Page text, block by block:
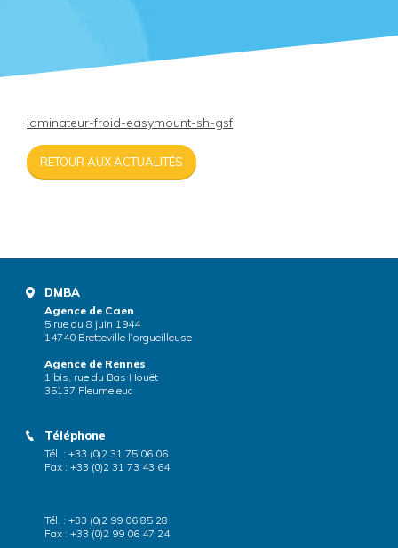
laminateur-froid-easymount-sh-gsf
RETOUR AUX ACTUALITÉS
DMBA
Agence de Caen
5 rue du 8 juin 1944
14740 Bretteville l’orgueilleuse
Agence de Rennes
1 bis, rue du Bas Houët
35137 Pleumeleuc
Téléphone
Tél. : +33 (0)2 31 75 06 06
Fax : +33 (0)2 31 73 43 64
Tél. : +33 (0)2 99 06 85 28
Fax : +33 (0)2 99 06 47 24